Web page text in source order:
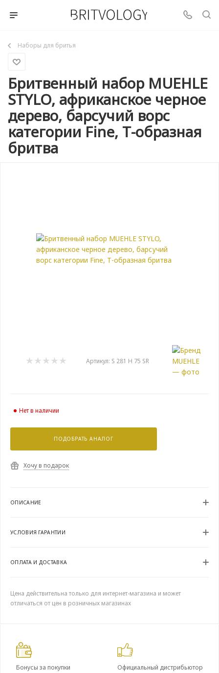
Наборы для бритья
Бритвенный набор MUEHLE
STYLO, африканское черное
дерево, барсучий ворс
категории Fine, Т-образная
бритва
Артикул: S 281 H 75 SR
Нет в наличии
ПОДОБРАТЬ АНАЛОГ
Хочу в подарок
ОПИСАНИЕ
УСЛОВИЯ ГАРАНТИИ
ОПЛАТА И ДОСТАВКА
Цена действительна только для интернет-магазина и может
отличаться от цен в розничных магазинах
Бонусы за покупки
Официальный дистрибьютор